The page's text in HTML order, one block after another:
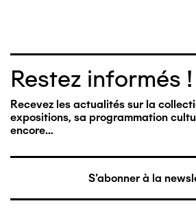
Restez informés !
Recevez les actualités sur la
expositions, sa programmation
encore…
S'abonner à la